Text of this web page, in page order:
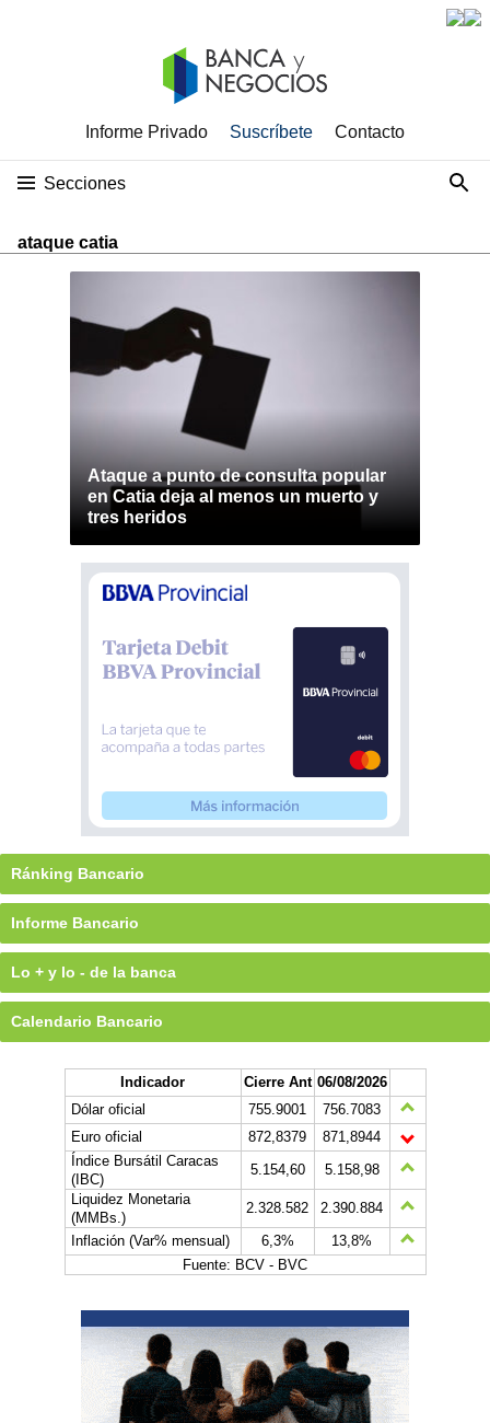
Informe Privado Suscríbete Contacto
Secciones
ataque catia
Ataque a punto de consulta popular
en Catia deja al menos un muerto y
tres heridos
Ránking Bancario
Informe Bancario
Lo + y lo - de la banca
Calendario Bancario
Indicador Cierre Ant 06/08/2026
Dólar oficial
755.9001
756.7083
Euro oficial
872,8379
871,8944
Índice Bursátil Caracas
(IBC)
5.154,60
5.158,98
Liquidez Monetaria
(MMBs.)
2.328.582
2.390.884
Inflación (Var% mensual)
6,3%
13,8%
Fuente: BCV - BVC